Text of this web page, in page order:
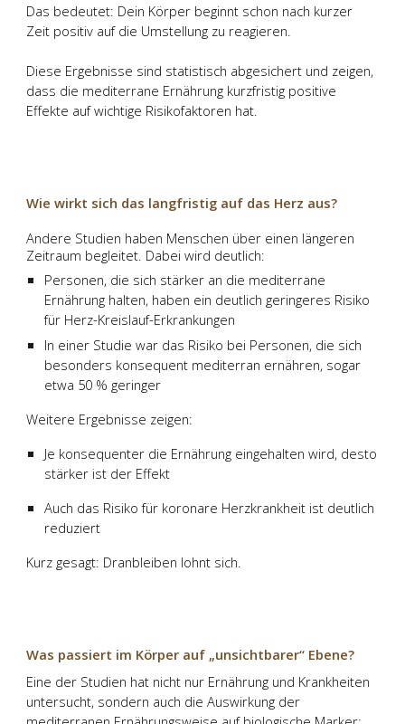
Das bedeutet: Dein Körper beginnt schon nach kurzer
Zeit positiv auf die Umstellung zu reagieren.
Diese Ergebnisse sind statistisch abgesichert und zeigen,
dass die mediterrane Ernährung kurzfristig positive
Effekte auf wichtige Risikofaktoren hat.
Wie wirkt sich das langfristig auf das Herz aus?
Andere Studien haben Menschen über einen längeren
Zeitraum begleitet. Dabei wird deutlich:
Personen, die sich stärker an die mediterrane
Ernährung halten, haben ein deutlich geringeres Risiko
für Herz-Kreislauf-Erkrankungen
In einer Studie war das Risiko bei Personen, die sich
besonders konsequent mediterran ernähren, sogar
etwa 50 % geringer
Weitere Ergebnisse zeigen:
Je konsequenter die Ernährung eingehalten wird, desto
stärker ist der Effekt
Auch das Risiko für koronare Herzkrankheit ist deutlich
reduziert
Kurz gesagt: Dranbleiben lohnt sich.
Was passiert im Körper auf „unsichtbarer“ Ebene?
Eine der Studien hat nicht nur Ernährung und Krankheiten
untersucht, sondern auch die Auswirkung der